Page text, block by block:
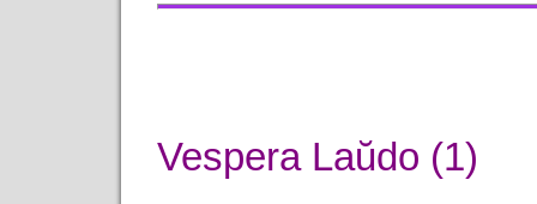
Vespera Laŭdo (1)